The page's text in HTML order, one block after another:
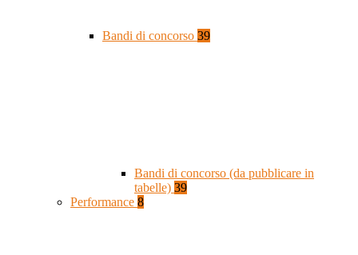
Bandi di concorso 39
Bandi di concorso (da pubblicare in
tabelle) 39
Performance 8